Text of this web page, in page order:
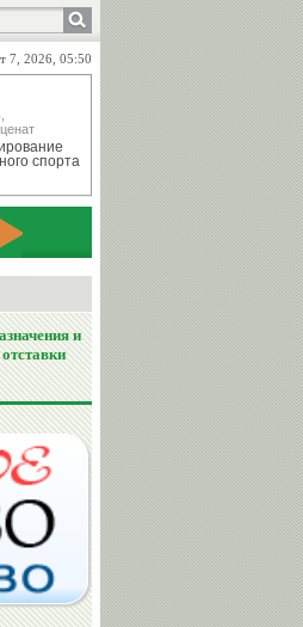
7, 2026, 05:50
спорта
и
отставки